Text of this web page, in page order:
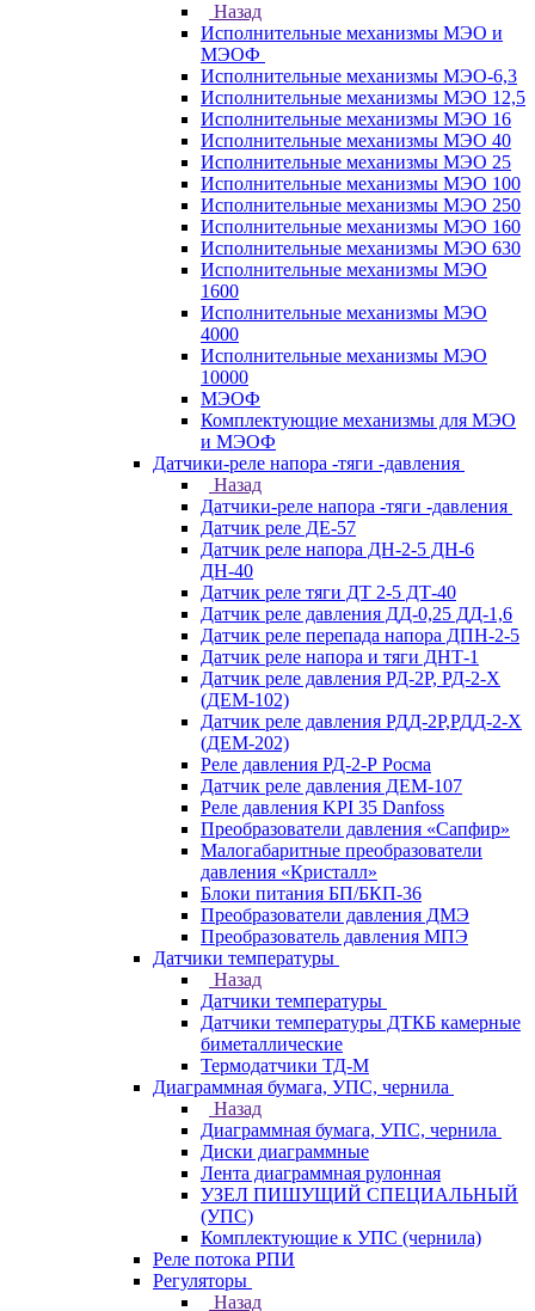
Назад
Исполнительные механизмы МЭО и
МЭОФ
Исполнительные механизмы МЭО-6,3
Исполнительные механизмы МЭО 12,5
Исполнительные механизмы МЭО 16
Исполнительные механизмы МЭО 40
Исполнительные механизмы МЭО 25
Исполнительные механизмы МЭО 100
Исполнительные механизмы МЭО 250
Исполнительные механизмы МЭО 160
Исполнительные механизмы МЭО 630
Исполнительные механизмы МЭО
1600
Исполнительные механизмы МЭО
4000
Исполнительные механизмы МЭО
10000
МЭОФ
Комплектующие механизмы для МЭО
и МЭОФ
Датчики-реле напора -тяги -давления
Назад
Датчики-реле напора -тяги -давления
Датчик реле ДЕ-57
Датчик реле напора ДН-2-5 ДН-6
ДН-40
Датчик реле тяги ДТ 2-5 ДТ-40
Датчик реле давления ДД-0,25 ДД-1,6
Датчик реле перепада напора ДПН-2-5
Датчик реле напора и тяги ДНТ-1
Датчик реле давления РД-2Р, РД-2-Х
(ДЕМ-102)
Датчик реле давления РДД-2Р,РДД-2-Х
(ДЕМ-202)
Реле давления РД-2-Р Росма
Датчик реле давления ДЕМ-107
Реле давления KPI 35 Danfoss
Преобразователи давления «Сапфир»
Малогабаритные преобразователи
давления «Кристалл»
Блоки питания БП/БКП-36
Преобразователи давления ДМЭ
Преобразователь давления МПЭ
Датчики температуры
Назад
Датчики температуры
Датчики температуры ДТКБ камерные
биметаллические
Термодатчики ТД-М
Диаграммная бумага, УПС, чернила
Назад
Диаграммная бумага, УПС, чернила
Диски диаграммные
Лента диаграммная рулонная
УЗЕЛ ПИШУЩИЙ СПЕЦИАЛЬНЫЙ
(УПС)
Комплектующие к УПС (чернила)
Реле потока РПИ
Регуляторы
Назад